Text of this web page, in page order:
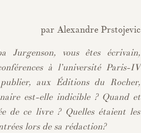
par Alexandre Prstojevic
Jurgenson, vous êtes écrivain,
à l’université Paris-IV
aux Éditions du Rocher,
est-elle indicible ? Quand et
de ce livre ? Quelles étaient les
lors de sa rédaction?